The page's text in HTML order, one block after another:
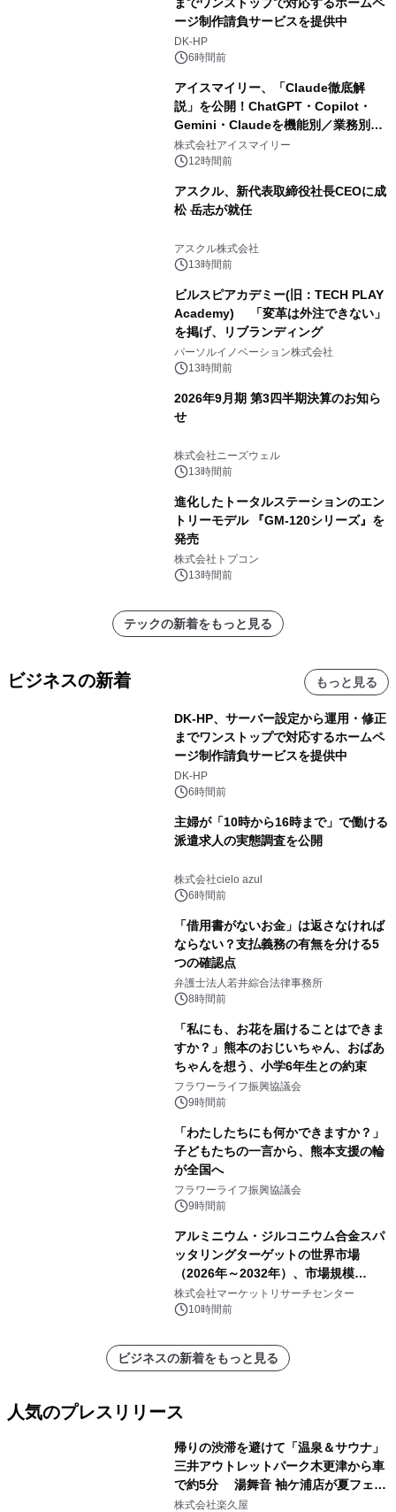
ージ制作請負サービスを提供中
DK-HP
6時間前
アイスマイリー、「Claude徹底解
説」を公開！ChatGPT・Copilot・
Gemini・Claudeを機能別／業務別に
比較―自社に合う生成AIの選び方がわ
かる実践ガイド
株式会社アイスマイリー
12時間前
アスクル、新代表取締役社長CEOに成
松 岳志が就任
アスクル株式会社
13時間前
ビルスピアカデミー(旧：TECH PLAY
Academy) 「変革は外注できない」
を掲げ、リブランディング
パーソルイノベーション株式会社
13時間前
2026年9月期 第3四半期決算のお知ら
せ
株式会社ニーズウェル
13時間前
進化したトータルステーションのエン
トリーモデル 『GM-120シリーズ』を
発売
株式会社トプコン
13時間前
テックの新着をもっと見る
ビジネスの新着 もっと見る
DK-HP、サーバー設定から運用・修正
までワンストップで対応するホームペ
ージ制作請負サービスを提供中
DK-HP
6時間前
主婦が「10時から16時まで」で働ける
派遣求人の実態調査を公開
株式会社cielo azul
6時間前
「借用書がないお金」は返さなければ
ならない？支払義務の有無を分ける5
つの確認点
弁護士法人若井綜合法律事務所
8時間前
「私にも、お花を届けることはできま
すか？」熊本のおじいちゃん、おばあ
ちゃんを想う、小学6年生との約束
フラワーライフ振興協議会
9時間前
「わたしたちにも何かできますか？」
子どもたちの一言から、熊本支援の輪
が全国へ
フラワーライフ振興協議会
9時間前
アルミニウム・ジルコニウム合金スパ
ッタリングターゲットの世界市場
（2026年～2032年）、市場規模
（0.995、0.999、その他）・分析レポ
ートを発表
株式会社マーケットリサーチセンター
10時間前
ビジネスの新着をもっと見る
人気のプレスリリース
帰りの渋滞を避けて「温泉＆サウナ」
三井アウトレットパーク木更津から車
で約5分 湯舞音 袖ケ浦店が夏フェア
メニューを提供
株式会社楽久屋